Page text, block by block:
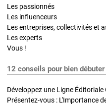
Les passionnés
Les influenceurs
Les entreprises, collectivités et
Les experts
Vous !
12 conseils pour bien
Développez une Ligne
Présentez-vous : L'Importance